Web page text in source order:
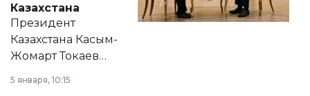
Казахстана
Президент
Казахстана Касым-
Жомарт Токаев
сразу несколько
5 января, 10:15